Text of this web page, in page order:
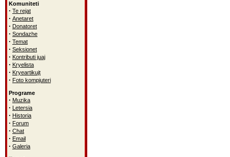
Komuniteti
· Te rejat
· Anetaret
· Donatoret
· Sondazhe
· Temat
· Seksionet
· Kontributi juaj
· Kryelista
· Kryeartikujt
· Foto kompjuteri
Programe
· Muzika
· Letersia
· Historia
· Forum
· Chat
· Email
· Galeria